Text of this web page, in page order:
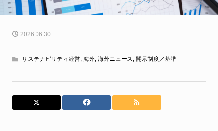
2026.06.30
サステナビリティ経営, 海外, 海外ニュース, 開示制度／基準